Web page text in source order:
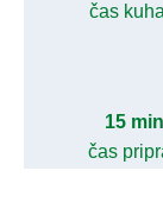
čas
15
čas